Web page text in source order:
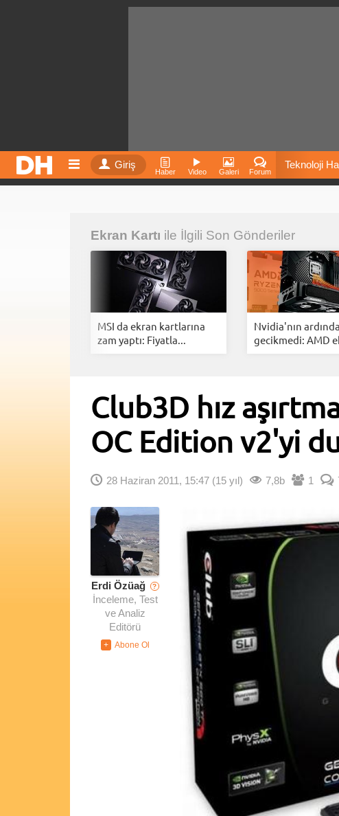
Giriş
Haber Video Galeri Forum
Teknoloji
Fiyatları
İnstagram
Ekran Kartı ile İlgili Son Gönderiler
MSI da ekran kartlarına
zam yaptı: Fiyatla...
Nvidia'nın
gecikmedi: AMD
Club3D hız
OC Edition v2'yi
28 Haziran 2011, 15:47 (15 yıl) 7,8b 1
Erdi Özüağ ?
İnceleme, Test
ve Analiz
Editörü